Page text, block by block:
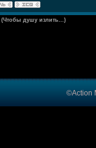
(Чтобы душу излить...)
©Action